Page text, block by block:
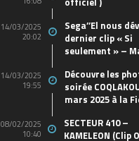
14/03/2025
20:02
Sega’’El nous
dernier clip « Si
seulement » –
14/03/2025
19:55
Découvre les
soirée
mars 2025 à la
08/02/2025
10:40
SECTEUR 410 –
KAMELEON